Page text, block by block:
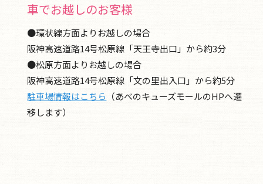
車でお越しのお客様
●環状線方面よりお越しの場合
阪神高速道路14号松原線「天王寺出口」から約3分
●松原方面よりお越しの場合
阪神高速道路14号松原線「文の里出入口」から約5分
駐車場情報はこちら （あべのキューズモールのHPへ遷
移します）